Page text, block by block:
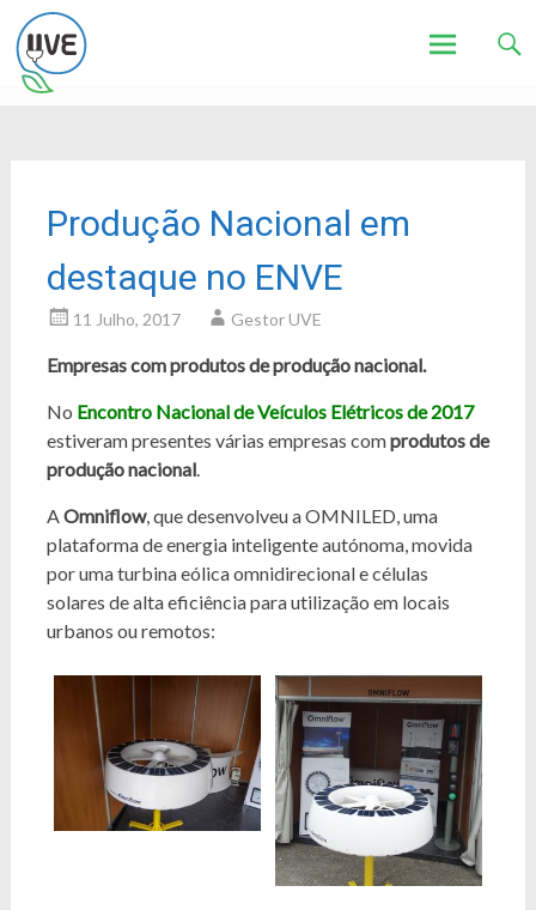
Produção Nacional em
destaque no ENVE
11 Julho, 2017 Gestor UVE
Empresas com produtos de produção nacional.
No Encontro Nacional de Veículos Elétricos de 2017
estiveram presentes várias empresas comprodutos de
produção nacional.
AOmniflow, que desenvolveu a OMNILED, uma
plataforma de energia inteligente autónoma, movida
por uma turbina eólica omnidirecional e células
solares de alta eficiência para utilização em locais
urbanos ou remotos: